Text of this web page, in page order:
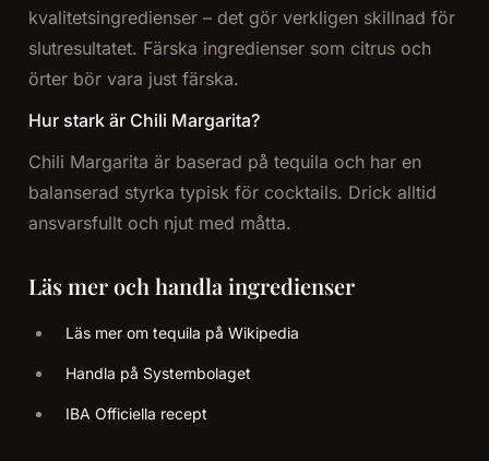
kvalitetsingredienser – det gör verkligen skillnad för
slutresultatet. Färska ingredienser som citrus och
örter bör vara just färska.
Hur stark är Chili Margarita?
Chili Margarita är baserad på tequila och har en
balanserad styrka typisk för cocktails. Drick alltid
ansvarsfullt och njut med måtta.
Läs mer och handla ingredienser
Läs mer om tequila på Wikipedia
Handla på Systembolaget
IBA Officiella recept